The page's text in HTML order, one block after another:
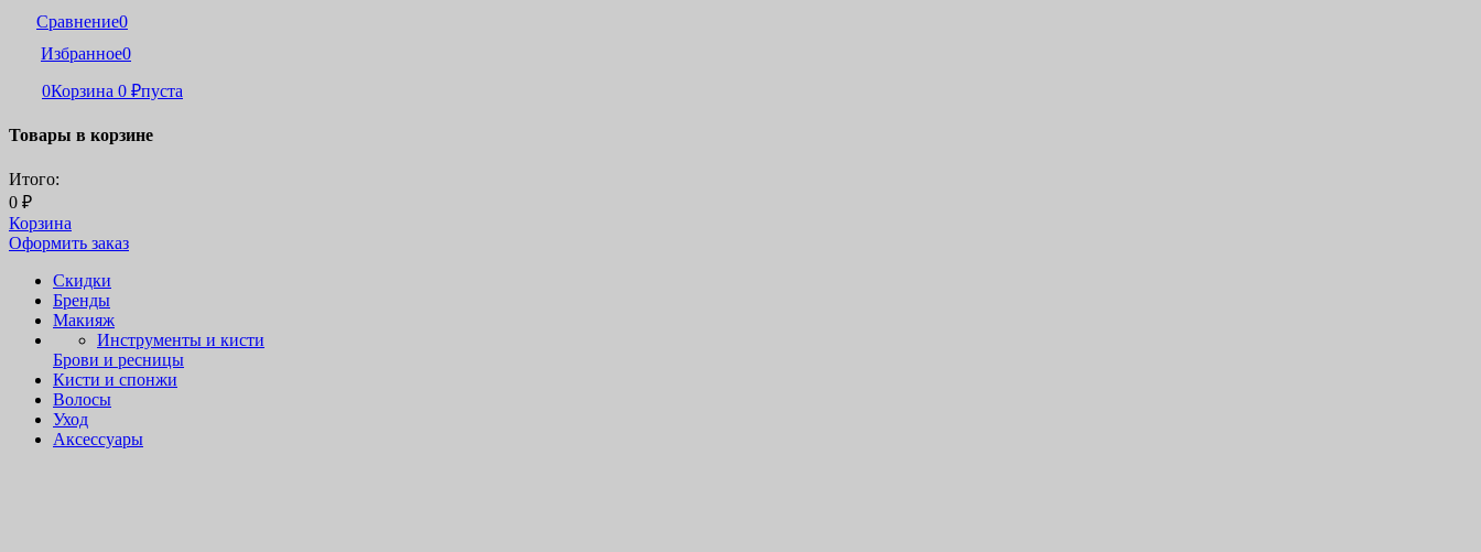
Сравнение0
Избранное0
0Корзина 0 ₽пуста
Товары в корзине
Итого:
0 ₽
Корзина
Оформить заказ
Скидки
Бренды
Макияж
Инструменты и кисти
Брови и ресницы
Кисти и спонжи
Волосы
Уход
Аксессуары